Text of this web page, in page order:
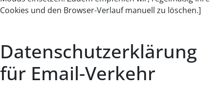
Cookies und den Browser-Verlauf manuell zu löschen.]
Datenschutzerklärung
für Email-Verkehr